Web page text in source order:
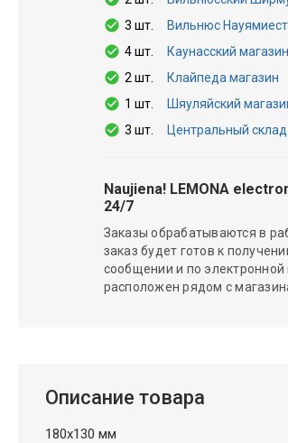
3 шт.
Вильнюс
4 шт.
Каунасский магазин
2 шт.
Клайпеда магазин
1 шт.
Шяуляйский
3 шт.
Центральный склад
Naujiena! LEMONA
24/7
Заказы обрабатываются в
заказ будет готов к
сообщении и по
расположен рядом с
Описание товара
180x130 мм